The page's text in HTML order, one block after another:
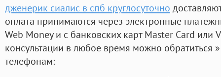
дженерик сиалис в спб круглосуточно
оплата принимаются через электронные
Web Money и с банковских карт Master Card или
консультации в любое время можно обратиться
телефонам: